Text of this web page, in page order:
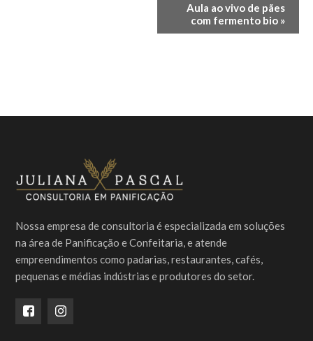
Aula ao vivo de pães
com fermento bio »
Nossa empresa de consultoria é especializada em soluções
na área de Panificação e Confeitaria, e atende
empreendimentos como padarias, restaurantes, cafés,
pequenas e médias indústrias e produtores do setor.